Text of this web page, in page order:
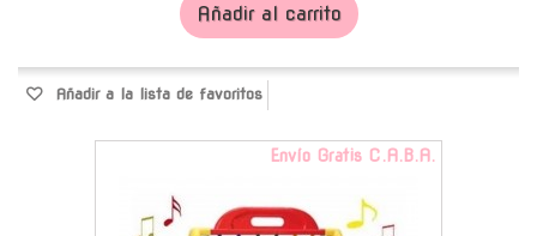
Añadir al carrito
Añadir a la lista de favoritos
Envío Gratis C.A.B.A.